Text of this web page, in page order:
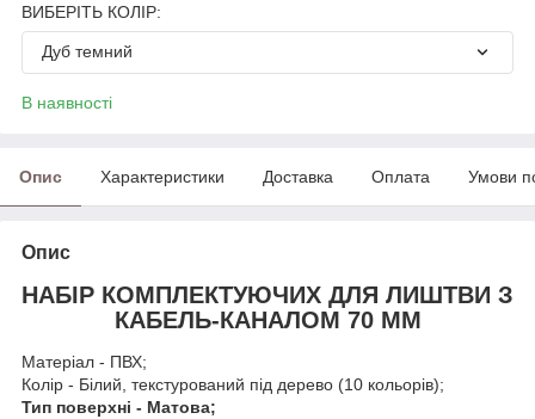
ВИБЕРІТЬ КОЛІР:
Дуб темний
В наявності
Опис Характеристики Доставка Оплата Умови
Опис
НАБІР КОМПЛЕКТУЮЧИХ ДЛЯ ЛИШТВИ З
КАБЕЛЬ-КАНАЛОМ 70 ММ
Матеріал - ПВХ;
Колір - Білий, текстурований під дерево (10 кольорів);
Тип поверхні - Матова;